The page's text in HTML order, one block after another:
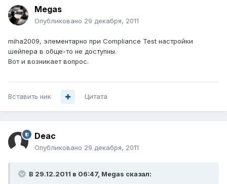
Megas
Опубликовано 29 декабря, 2011
miha2009, элементарно при Compliance Test настройки
шейпера в обще-то не доступны.
Вот и возникает вопрос.
Вставить ник Цитата
Deac
Опубликовано 29 декабря, 2011
В 29.12.2011 в 06:47, Megas сказал: